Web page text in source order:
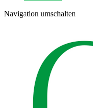
Navigation umschalten